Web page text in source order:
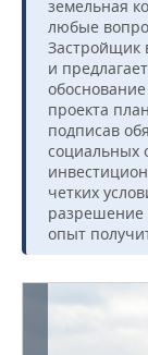
земельная
любые
Застройщик
и
проекта
подписав
социальных
четких
разрешение
опыт